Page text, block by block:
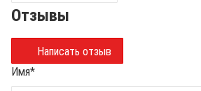
Отзывы
Написать отзыв
Имя*